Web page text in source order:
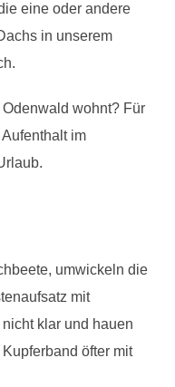
eine oder andere
in unserem
wohnt? Für
im
umwickeln die
mit
klar und hauen
öfter mit